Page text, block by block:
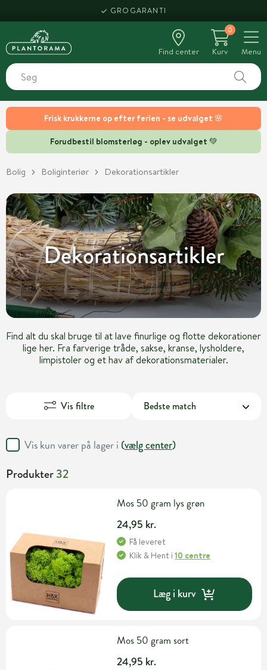
Frisk krukkerne op efter ferien - se udvalget 🌸
Forudbestil blomsterløg - oplev udvalget 💚
HENT SAMME DAG
Find center
0
Kurv
Menu
Bolig Boliginteriør Dekorationsartikler
Dekorationsartikler
Find alt du skal bruge til at lave finurlige og flotte dekorationer
lige her. Fra farverige tråde, sakse, kranse, lysholdere,
limpistoler og et hav af dekorationsmaterialer.
Vis filtre
Vis kun varer på lager i (vælg center)
Produkter32
Mos 50 gram lys grøn
24,95 kr.
Få leveret
Klik & Hent i10 centre
Læg i kurv
Mos 50 gram sort
24,95 kr.